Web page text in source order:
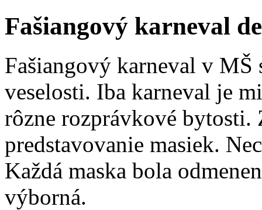
Fašiangový karneval
Fašiangový karneval v MŠ
veselosti. Iba karneval je
rôzne rozprávkové bytosti.
predstavovanie masiek.
Každá maska bola
výborná.